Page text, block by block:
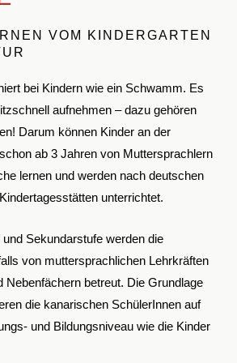
VOM KINDERGARTEN
bei Kindern wie ein Schwamm. Es
aufnehmen – dazu gehören
Darum können Kinder an der
ab 3 Jahren von Muttersprachlern
lernen und werden nach deutschen
unterrichtet.
Sekundarstufe werden die
von muttersprachlichen Lehrkräften
Nebenfächern betreut. Die Grundlage
die kanarischen SchülerInnen auf
und Bildungsniveau wie die Kinder